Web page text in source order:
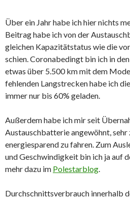
Über ein Jahr habe ich hier nichts
Beitrag habe ich von der
gleichen Kapazitätstatus wie die
schien. Coronabedingt bin ich in
etwas über 5.500 km mit dem
fehlenden Langstrecken habe ich
immer nur bis 60% geladen.
Außerdem habe ich mir seit
Austauschbatterie angewöhnt,
energiesparend zu fahren. Zum
und Geschwindigkeit bin ich ja auf
mehr dazu im Polestarblog.
Durchschnittsverbrauch innerhalb